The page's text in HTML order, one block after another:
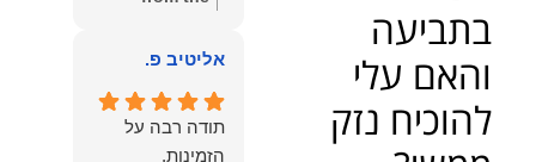
בתביעה
והאם עלי
להוכיח נזק
אותך במסירות.
הלב הרבה
הצלחה, ברכה
ובשורות טובות.
שמעון האן
תחושת ביטחון
התהליך.
המקצועיות,
הוא שלנו, נעמוד
ולשירותך בכל
עת גם בהמשך.
אליטיב פ.
תודה רבה על
הזמינות,